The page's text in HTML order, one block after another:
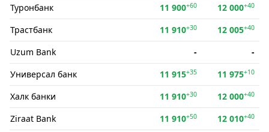
Туронбанк 11 900+60 12 000+40
Трастбанк 11 910+30 12 005+40
Uzum Bank -
-
Универсал банк
11 915+35 11 975+10
Халк банки 11 910+30 12 000+40
Ziraat Bank 11 910+50 12 010+40